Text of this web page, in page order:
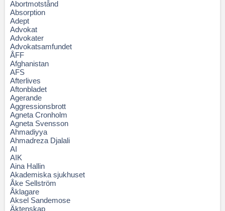
Abortmotstånd
Absorption
Adept
Advokat
Advokater
Advokatsamfundet
ÅFF
Afghanistan
AFS
Afterlives
Aftonbladet
Agerande
Aggressionsbrott
Agneta Cronholm
Agneta Svensson
Ahmadiyya
Ahmadreza Djalali
AI
AIK
Aina Hallin
Akademiska sjukhuset
Åke Sellström
Åklagare
Aksel Sandemose
Äktenskap